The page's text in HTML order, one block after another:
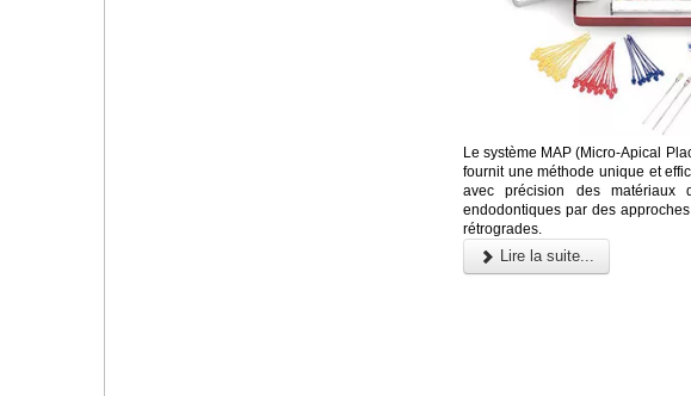
Le système MAP (Micro-Apical
fournit une méthode unique et
avec précision des matériaux
endodontiques par des
rétrogrades.
Lire la suite...